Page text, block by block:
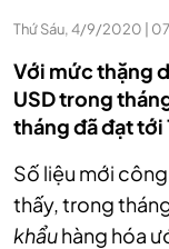
Thứ Sáu, 4/9/2020 |
Với mức thặng
USD trong
tháng đã đạt tới
Số liệu mới
thấy, trong
khẩuhàng hóa